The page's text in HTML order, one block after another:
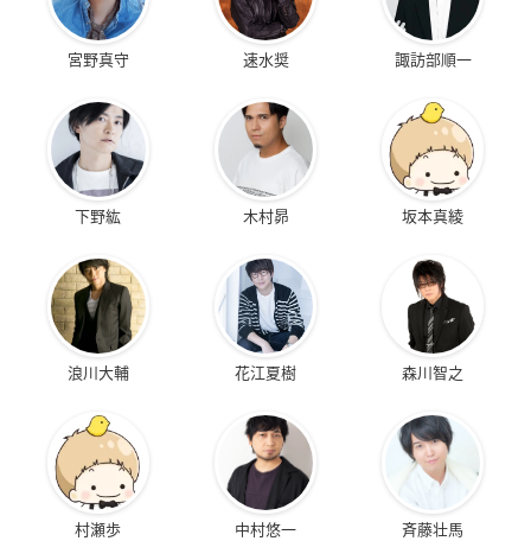
宮野真守 速水奨 諏訪部順一
下野紘 木村昴 坂本真綾
浪川大輔 花江夏樹 森川智之
村瀬歩 中村悠一 斉藤壮馬